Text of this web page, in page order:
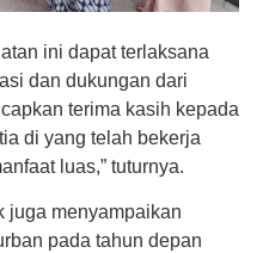
ini dapat terlaksana
dan dukungan dari
terima kasih kepada
di yang telah bekerja
luas,” tuturnya.
juga menyampaikan
pada tahun depan